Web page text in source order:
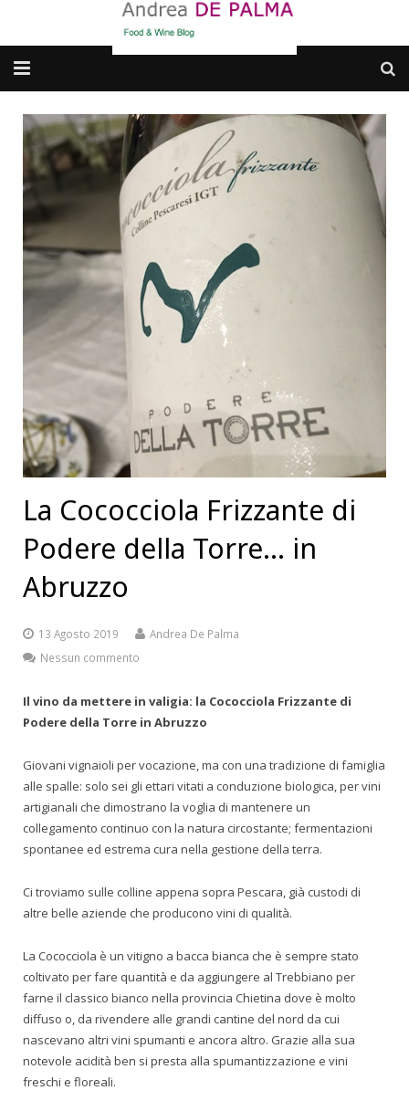
Galleria fotografica
Chi sono
cosa BERE
dove MANGIARE
cosa CUCINARE
Punti di vista e approfondimenti
Contatti
La Cococciola Frizzante di
Podere della Torre… in
Abruzzo
13 Agosto 2019
Andrea De Palma
Nessun commento
Il vino da mettere in valigia: la Cococciola Frizzante di
Podere della Torre in Abruzzo
Giovani vignaioli per vocazione, ma con una tradizione di famiglia
alle spalle: solo sei gli ettari vitati a conduzione biologica, per vini
artigianali che dimostrano la voglia di mantenere un
collegamento continuo con la natura circostante; fermentazioni
spontanee ed estrema cura nella gestione della terra.
Ci troviamo sulle colline appena sopra Pescara, già custodi di
altre belle aziende che producono vini di qualità.
La Cococciola è un vitigno a bacca bianca che è sempre stato
coltivato per fare quantità e da aggiungere al Trebbiano per
farne il classico bianco nella provincia Chietina dove è molto
diffuso o, da rivendere alle grandi cantine del nord da cui
nascevano altri vini spumanti e ancora altro. Grazie alla sua
notevole acidità ben si presta alla spumantizzazione e vini
freschi e floreali.